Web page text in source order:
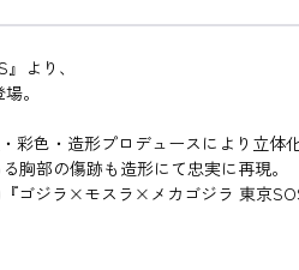
より、
。
彩色・造形プロデュースにより立体
胸部の傷跡も造形にて忠実に再現。
ゴジラ×モスラ×メカゴジラ 東京